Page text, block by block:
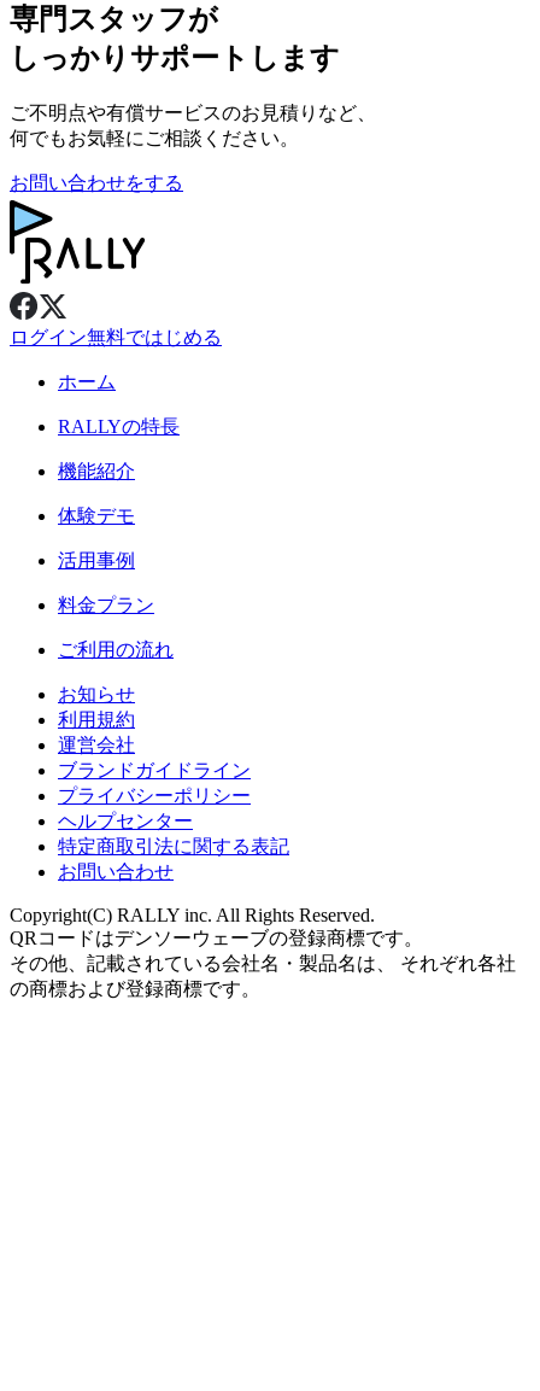
専門スタッフが
しっかりサポートします
ご不明点や有償サービスのお見積りなど、
何でもお気軽にご相談ください。
お問い合わせをする
ログイン無料ではじめる
ホーム
RALLYの特長
機能紹介
体験デモ
活用事例
料金プラン
ご利用の流れ
お知らせ
利用規約
運営会社
ブランドガイドライン
プライバシーポリシー
ヘルプセンター
特定商取引法に関する表記
お問い合わせ
Copyright(C) RALLY inc. All Rights Reserved.
QRコードはデンソーウェーブの登録商標です。
その他、記載されている会社名・製品名は、 それぞれ各社
の商標および登録商標です。